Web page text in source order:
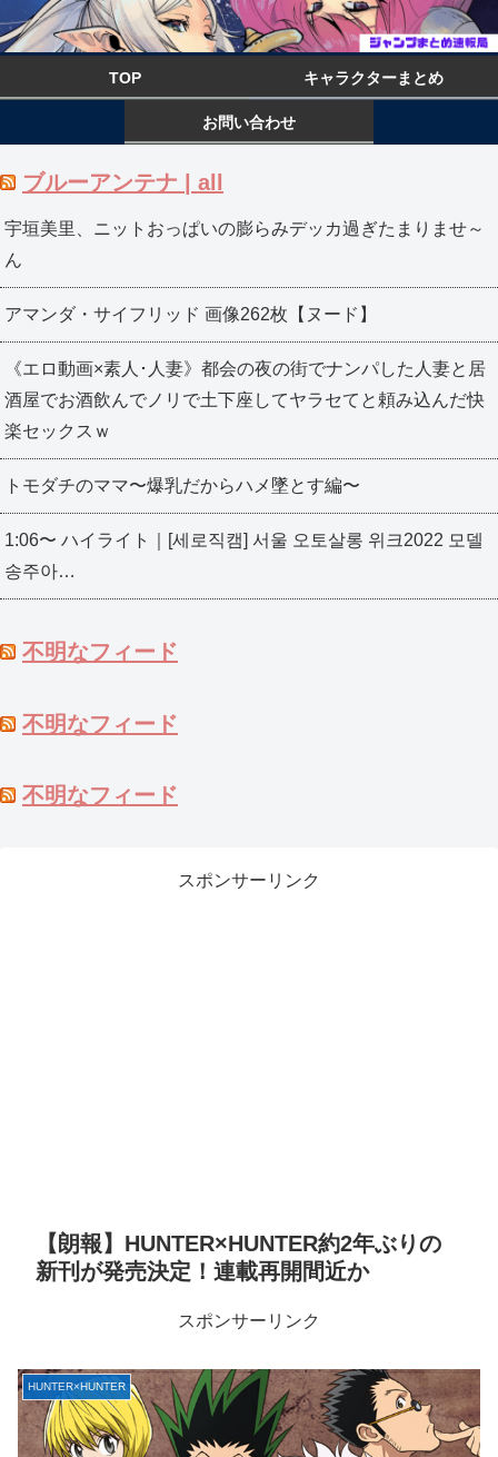
TOP キャラクターまとめ
お問い合わせ
ブルーアンテナ | all
宇垣美里、ニットおっぱいの膨らみデッカ過ぎたまりませ～
ん
アマンダ・サイフリッド 画像262枚【ヌード】
《エロ動画×素人･人妻》都会の夜の街でナンパした人妻と居
酒屋でお酒飲んでノリで土下座してヤラセてと頼み込んだ快
楽セックスｗ
トモダチのママ〜爆乳だからハメ墜とす編〜
1:06〜 ハイライト｜[세로직캠] 서울 오토살롱 위크2022 모델
송주아…
不明なフィード
不明なフィード
不明なフィード
スポンサーリンク
【朗報】HUNTER×HUNTER約2年ぶりの
新刊が発売決定！連載再開間近か
スポンサーリンク
HUNTER×HUNTER